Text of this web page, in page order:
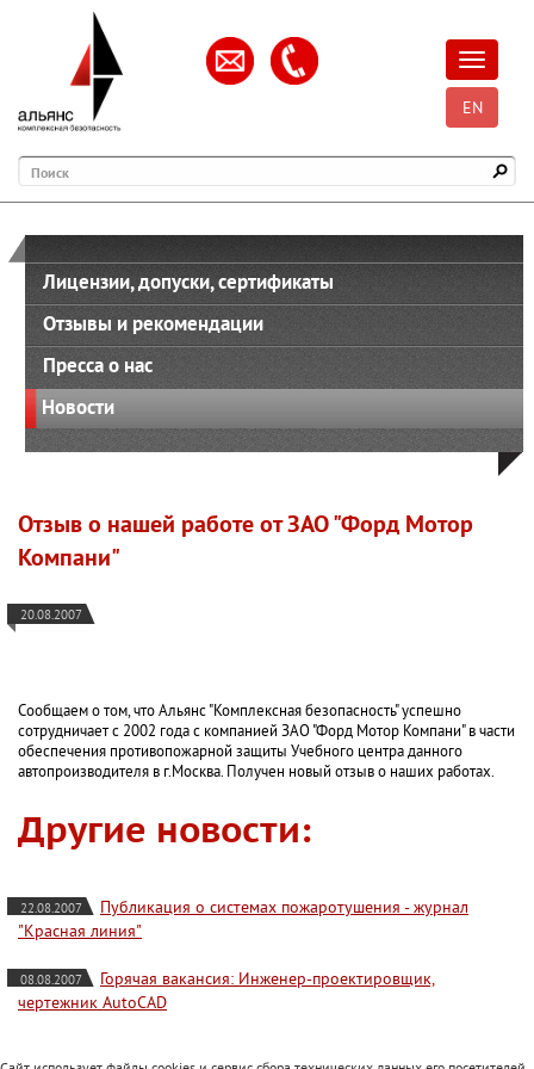
EN
Поиск
Лицензии, допуски, сертификаты
Отзывы и рекомендации
Пресса о нас
Новости
Отзыв о нашей работе от ЗАО "Форд Мотор
Компани"
20.08.2007
Сообщаем о том, чтоАльянс "Комплексная безопасность" успешно
сотрудничает с 2002 года с компанией ЗАО "Форд Мотор Компани" в части
обеспечения противопожарной защиты Учебного центра данного
автопроизводителя в г.Москва. Получен новый отзыв о наших работах.
Другие новости:
22.08.2007
Публикация о системах пожаротушения - журнал
"Красная линия"
08.08.2007
Горячая вакансия: Инженер-проектировщик,
чертежник AutoCAD